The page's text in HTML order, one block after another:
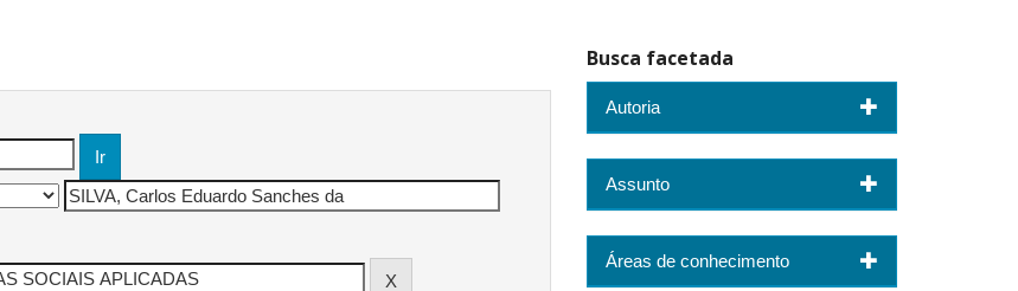
Busca facetada
Autoria
Assunto
Áreas de conhecimento